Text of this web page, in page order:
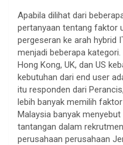
Apabila dilihat dari
pertanyaan tentang faktor
pergeseran ke arah hybrid
menjadi beberapa
Hong Kong, UK, dan US
kebutuhan dari end user
itu responden dari
lebih banyak memilih
Malaysia banyak
tantangan dalam
perusahaan perusahaan